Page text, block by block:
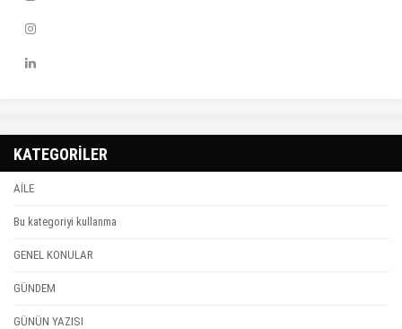
KATEGORİLER
AİLE
Bu kategoriyi kullanma
GENEL KONULAR
GÜNDEM
GÜNÜN YAZISI